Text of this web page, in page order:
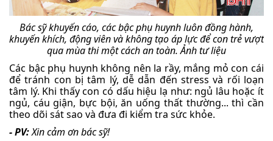
Bác sỹ khuyến cáo, các bậc phụ huynh luôn đồng hành,
khuyến khích, động viên và không tạo áp lực để con trẻ vượt
qua mùa thi một cách an toàn.Ảnh tư liệu
Các bậc phụ huynh không nên la rầy, mắng mỏ con cái
để tránh con bị tâm lý, dễ dẫn đến stress và rối loạn
tâm lý. Khi thấy con có dấu hiệu lạ như: ngủ lâu hoặc ít
ngủ, cáu giận, bực bội, ăn uống thất thường... thì cần
theo dõi sát sao và đưa đi kiểm tra sức khỏe.
- PV:Xin cảm ơn bác sỹ!